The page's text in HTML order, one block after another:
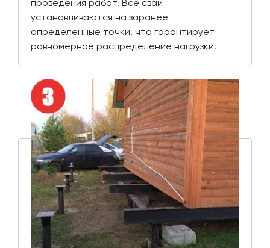
проведения работ. Все сваи
устанавливаются на заранее
определенные точки, что гарантирует
равномерное распределение нагрузки.